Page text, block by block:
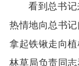
看到总书
热情地向总书记
拿起铁锹走向
林草局负责同